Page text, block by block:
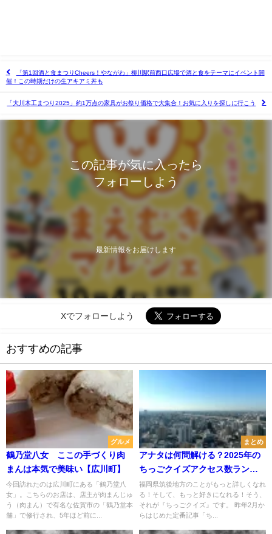
「第1回酒と食まつりCheers！やながわ」柳川駅前西口広場で酒と食をテーマにイベント開
催！この時期だけの生アキアミ丼も
「大川木工まつり2025」約1万点の家具がお祭り価格で大集合！お気に入りを探しに行こう
この記事が気に入ったら
フォローしよう
最新情報をお届けします
Xでフォローしよう
おすすめの記事
グルメ
鶴乃堂八女 ここの手づくり肉
まんは本気で美味い【広川町】
今回訪れたのは広川町にある「鶴乃堂八
女」。こちらのお店は、店主が肉まんじゅ
う（肉まん）で有名な佐賀市の「鶴乃堂本
舗」で修行され、5年ほど前に...
まとめ
アナタは何問解ける？2025年の
ちっごクイズアクセス数ランキ
ングトップ10！
福岡県筑後地方のことがもっと詳しくなれ
る！そして、もっと好きになれる！そう、
それが『ちっごクイズ』です。 昨年2月か
らはじめた定番記事「ち...